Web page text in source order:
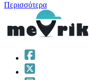
Περισσότερα